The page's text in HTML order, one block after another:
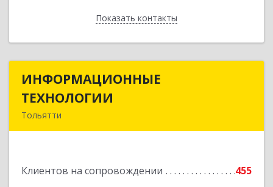
Показать контакты
Назад
ИНФОРМАЦИОННЫЕ
ТЕХНОЛОГИИ
Тольятти
Клиентов на сопровождении
455
ИНФОРМАЦИОННЫЕ
Подробнее